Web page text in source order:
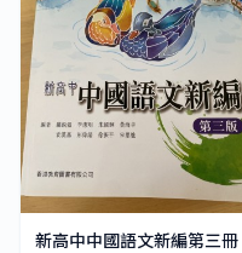
新高中中國語文新編第三冊